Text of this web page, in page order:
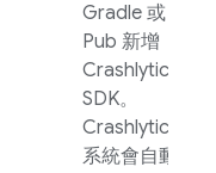
Gradle 或
Pub 新增
Crashlytics
SDK。
Crashlytics
系統會自動